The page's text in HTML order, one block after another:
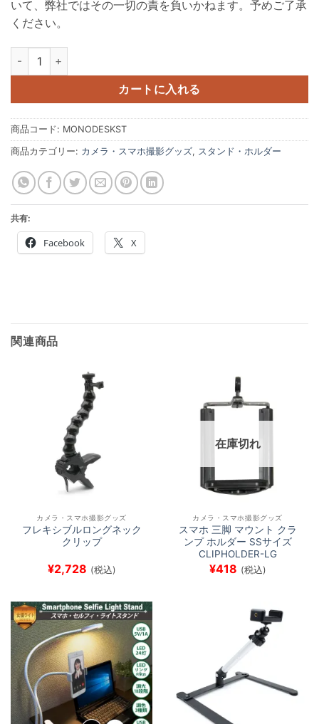
いて、弊社ではその一切の責を負いかねます。予めご了承
ください。
卓上MONOスタンド - MONODESKST - 付属のスマホホルダでオ
カートに入れる
商品コード: MONODESKST
商品カテゴリー: カメラ・スマホ撮影グッズ, スタンド・ホルダー
共有:
Facebook X
関連商品
カメラ・スマホ撮影グッズ
フレキシブルロングネック
クリップ
¥2,728 (税込)
在庫切れ
カメラ・スマホ撮影グッズ
スマホ 三脚 マウント クラ
ンプ ホルダー SSサイズ
CLIPHOLDER-LG
¥418 (税込)